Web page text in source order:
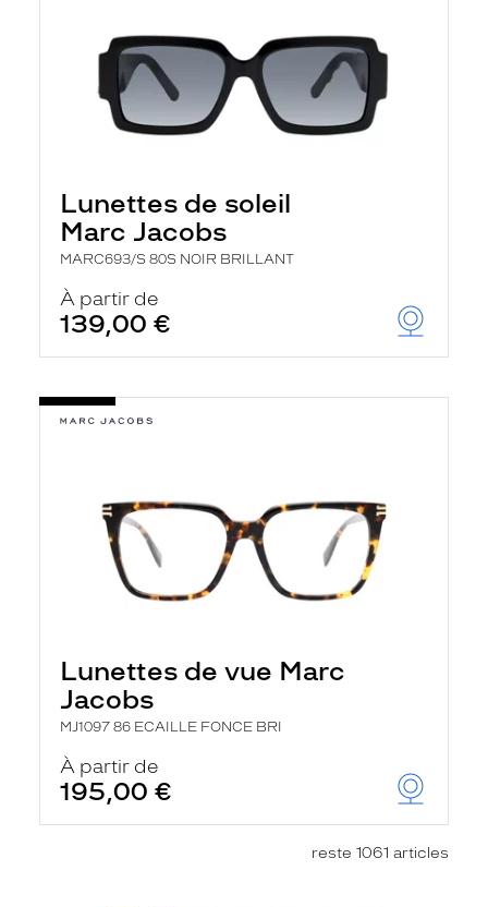
Lunettes de soleil
Marc Jacobs
MARC693/S 80S NOIR BRILLANT
À partir de
139,00 €
Lunettes de vue Marc
Jacobs
MJ1097 86 ECAILLE FONCE BRI
À partir de
195,00 €
reste 1061 articles